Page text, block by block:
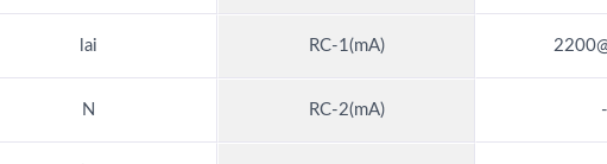
lai RC-1(mA)
N RC-2(mA) -